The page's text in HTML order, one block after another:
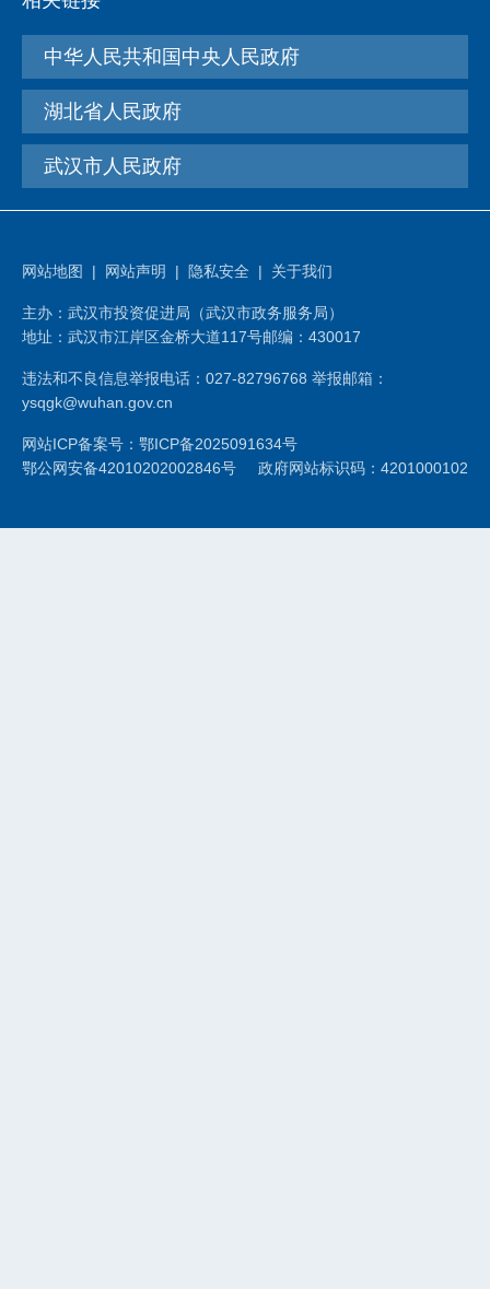
中华人民共和国中央人民政府
湖北省人民政府
武汉市人民政府
网站地图 | 网站声明 | 隐私安全 | 关于我们
主办：武汉市投资促进局（武汉市政务服务局）
地址：武汉市江岸区金桥大道117号邮编：430017
违法和不良信息举报电话：027-82796768 举报邮箱：
ysqgk@wuhan.gov.cn
网站ICP备案号：鄂ICP备2025091634号
鄂公网安备42010202002846号
政府网站标识码：4201000102